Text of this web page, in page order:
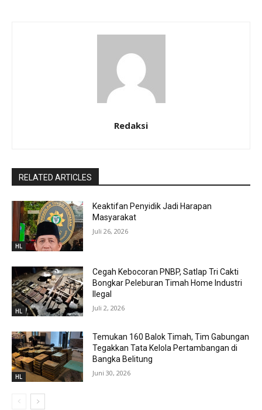
Redaksi
RELATED ARTICLES
HL
Keaktifan Penyidik Jadi Harapan
Masyarakat
Juli 26, 2026
HL
Cegah Kebocoran PNBP, Satlap Tri Cakti
Bongkar Peleburan Timah Home Industri
Ilegal
Juli 2, 2026
HL
Temukan 160 Balok Timah, Tim Gabungan
Tegakkan Tata Kelola Pertambangan di
Bangka Belitung
Juni 30, 2026